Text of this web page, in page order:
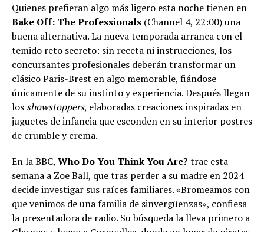
Quienes prefieran algo más ligero esta noche tienen en
Bake Off: The Professionals (Channel 4, 22:00) una
buena alternativa. La nueva temporada arranca con el
temido reto secreto: sin receta ni instrucciones, los
concursantes profesionales deberán transformar un
clásico Paris-Brest en algo memorable, fiándose
únicamente de su instinto y experiencia. Después llegan
los showstoppers, elaboradas creaciones inspiradas en
juguetes de infancia que esconden en su interior postres
de crumble y crema.
En la BBC, Who Do You Think You Are? trae esta
semana a Zoe Ball, que tras perder a su madre en 2024
decide investigar sus raíces familiares. «Bromeamos con
que venimos de una familia de sinvergüenzas», confiesa
la presentadora de radio. Su búsqueda la lleva primero a